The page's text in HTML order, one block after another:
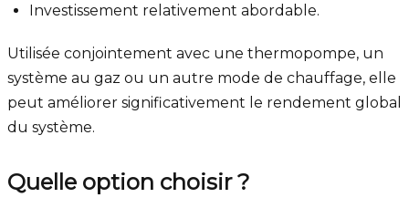
Investissement relativement abordable.
Utilisée conjointement avec une thermopompe, un
système au gaz ou un autre mode de chauffage, elle
peut améliorer significativement le rendement global
du système.
Quelle option choisir ?